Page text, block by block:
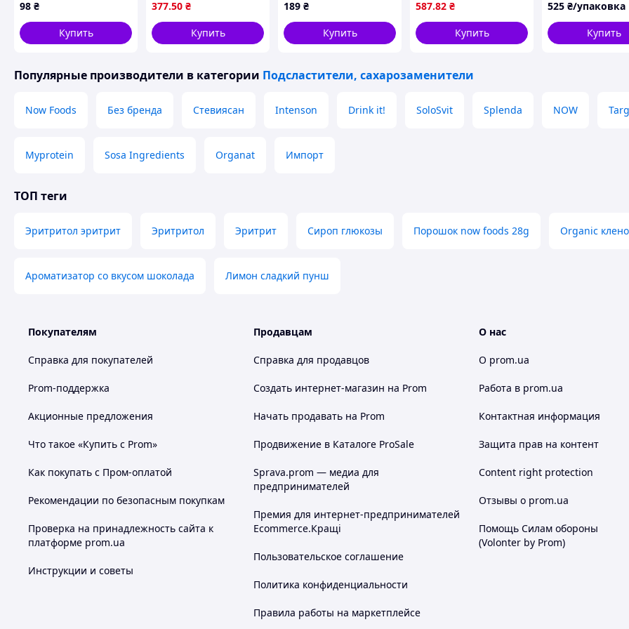
98 ₴
Купить
сладкая база для
аутентичного рома
377.50 ₴
Купить
189 ₴
Купить
587.82 ₴
Купить
525 ₴/упаковка
Купить
Популярные производители в категории Подсластители, сахарозаменители
Now Foods Без бренда Стевиясан Intenson Drink it! SoloSvit Splenda NOW
Myprotein Sosa Ingredients Organat Импорт
ТОП теги
Эритритол эритрит Эритритол Эритрит Сироп глюкозы Порошок now foods 28g Organic
Ароматизатор со вкусом шоколада Лимон сладкий пунш
Покупателям
Справка для покупателей
Prom-поддержка
Акционные предложения
Что такое «Купить с Prom»
Как покупать с Пром-оплатой
Рекомендации по безопасным покупкам
Проверка на принадлежность сайта к
платформе prom.ua
Инструкции и советы
Продавцам
Справка для продавцов
Создать интернет-магазин на Prom
Начать продавать на Prom
Продвижение в Каталоге ProSale
Sprava.prom — медиа для
предпринимателей
Премия для интернет-предпринимателей
Ecommerce.Кращі
Пользовательское соглашение
Политика конфиденциальности
Правила работы на маркетплейсе
О нас
О prom.ua
Работа в prom.ua
Контактная информация
Защита прав на контент
Content right protection
Отзывы о prom.ua
Помощь Силам обороны
(Volonter by Prom)